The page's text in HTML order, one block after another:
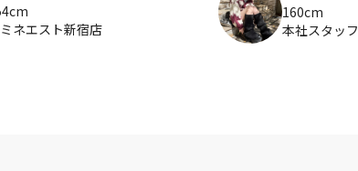
ネエスト新宿店
160cm
本社スタッフ